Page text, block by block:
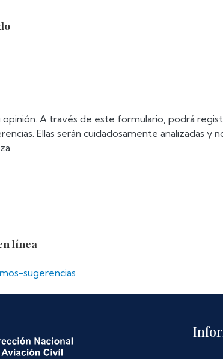
opinión. A través de este formulario, podrá
Ellas serán cuidadosamente analizadas y
línea
sugerencias